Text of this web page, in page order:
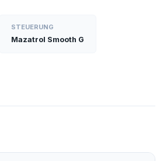
STEUERUNG
Mazatrol Smooth G